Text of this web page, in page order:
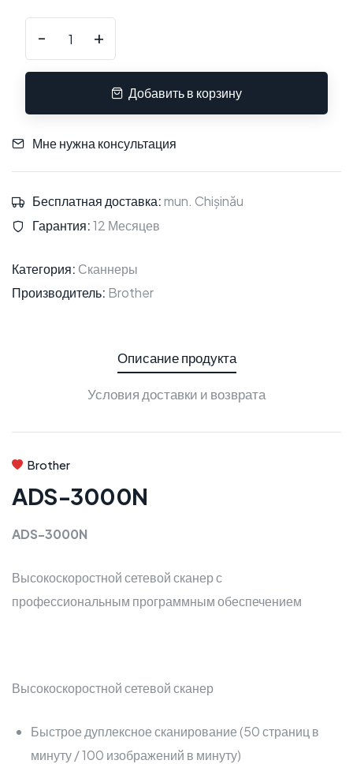
- +
Добавить в корзину
Мне нужна консультация
Бесплатная доставка:mun. Chișinău
Гарантия:12 Месяцев
Категория: Сканнеры
Производитель: Brother
Описание продукта
Условия доставки и возврата
Brother
ADS-3000N
ADS-3000N
Высокоскоростной сетевой сканер с
профессиональным программным обеспечением
Высокоскоростной сетевой сканер
Быстрое дуплексное сканирование (50 страниц в
минуту / 100 изображений в минуту)